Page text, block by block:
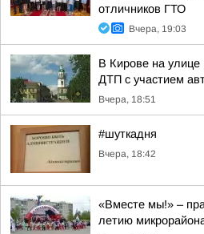
отличников ГТО
Вчера, 19:03
В Кирове на улице
ДТП с участием
Вчера, 18:51
#шуткадня
Вчера, 18:42
«Вместе мы!» –
летию